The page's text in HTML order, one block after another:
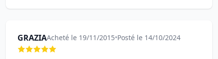
GRAZIAAcheté le 19/11/2015•Posté le 14/10/2024